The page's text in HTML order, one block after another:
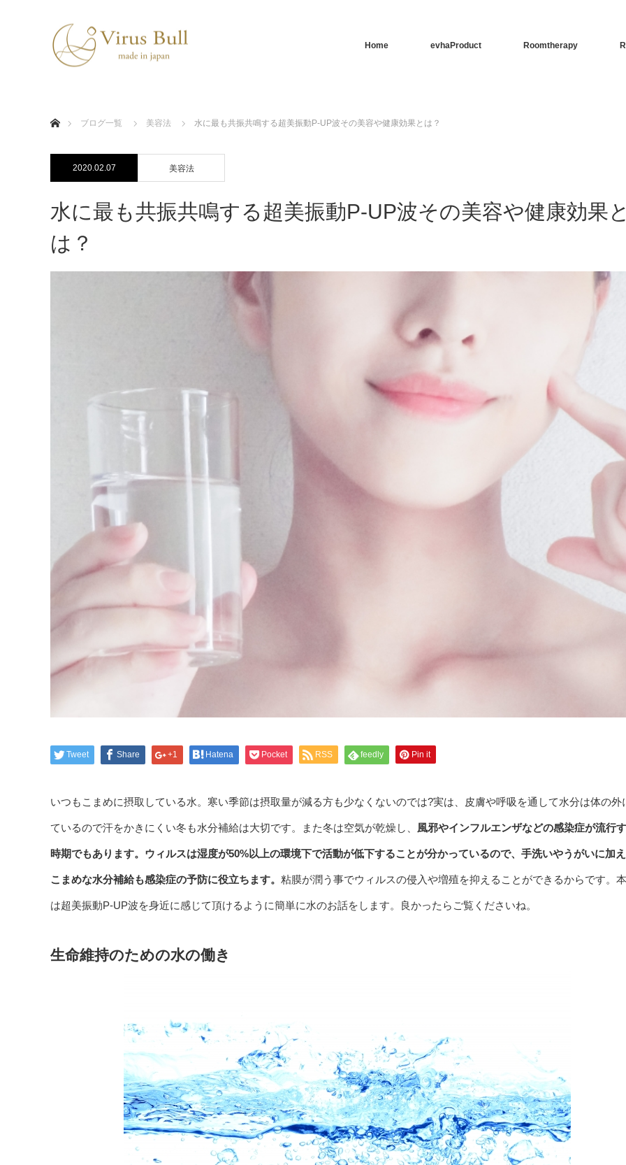
Home evhaProduct Roomtherapy
ブログ一覧
美容法 水に最も共振共鳴する超美振動P-UP波その美容や健康効果とは？
2020.02.07 美容法
水に最も共振共鳴する超美振動P-UP波その美容や健康効果と
は？
Tweet Share +1 Hatena Pocket RSS feedly Pin it
いつもこまめに摂取している水。寒い季節は摂取量が減る方も少なくないのでは?実は、皮膚や呼吸を通して水分は体の外
ているので汗をかきにくい冬も水分補給は大切です。また冬は空気が乾燥し、 風邪やインフルエンザなどの感染症が流行
時期でもあります。ウィルスは湿度が50%以上の環境下で活動が低下することが分かっているので、手洗いやうがいに加え
こまめな水分補給も感染症の予防に役立ちます。 粘膜が潤う事でウィルスの侵入や増殖を抑えることができるからです。
は超美振動P-UP波を身近に感じて頂けるように簡単に水のお話をします。良かったらご覧くださいね。
生命維持のための水の働き